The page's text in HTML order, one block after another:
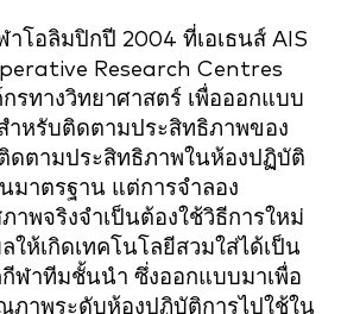
โอลิมปิกปี 2004 ที่เอเธนส์ AIS
Research Centres
รทางวิทยาศาสตร์ เพื่อออกแบบ
ำหรับติดตามประสิทธิภาพของ
ดตามประสิทธิภาพในห้องปฏิบัติ
มาตรฐาน แต่การจำลอง
าพจริงจำเป็นต้องใช้วิธีการใหม่
ให้เกิดเทคโนโลยีสวมใส่ได้เป็น
ฬาทีมชั้นนำ ซึ่งออกแบบมาเพื่อ
ภาพระดับห้องปฏิบัติการไปใช้ใน